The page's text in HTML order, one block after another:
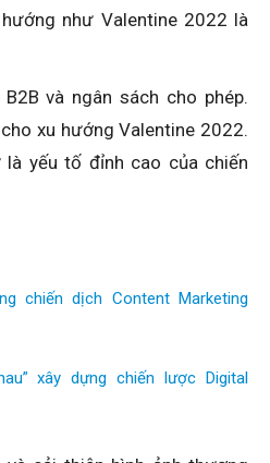
như Valentine 2022 là
và ngân sách cho phép.
xu hướng Valentine 2022.
yếu tố đỉnh cao của chiến
chiến dịch Content Marketing
xây dựng chiến lược Digital